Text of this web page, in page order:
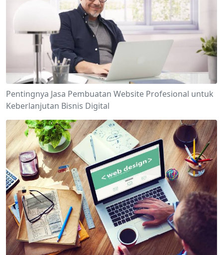
Pentingnya Jasa Pembuatan Website Profesional untuk
Keberlanjutan Bisnis Digital